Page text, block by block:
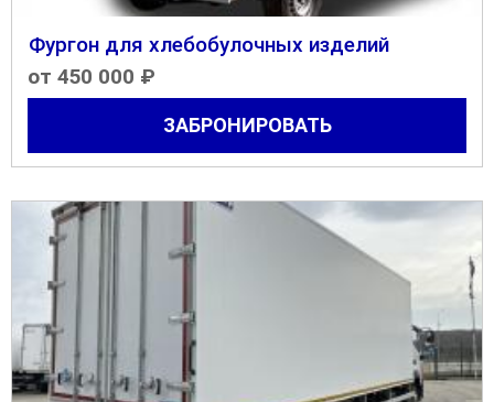
Фургон для хлебобулочных изделий
от 450 000 ₽
ЗАБРОНИРОВАТЬ